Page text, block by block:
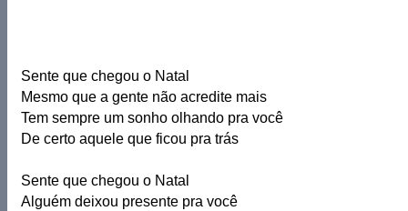
Sente que chegou o Natal
Mesmo que a gente não acredite mais
Tem sempre um sonho olhando pra você
De certo aquele que ficou pra trás
Sente que chegou o Natal
Alguém deixou presente pra você